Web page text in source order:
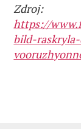
Zdroj:
https://
bild-